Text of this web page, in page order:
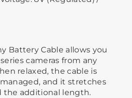
Battery Cable allows you
cameras from any
relaxed, the cable is
and it stretches
the additional length.